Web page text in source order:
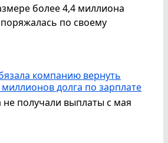
более 4,4 миллиона
по своему
компанию вернуть
долга по зарплате
не получали выплаты с мая